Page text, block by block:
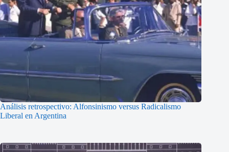
Análisis retrospectivo: Alfonsinismo versus Radicalismo
Liberal en Argentina